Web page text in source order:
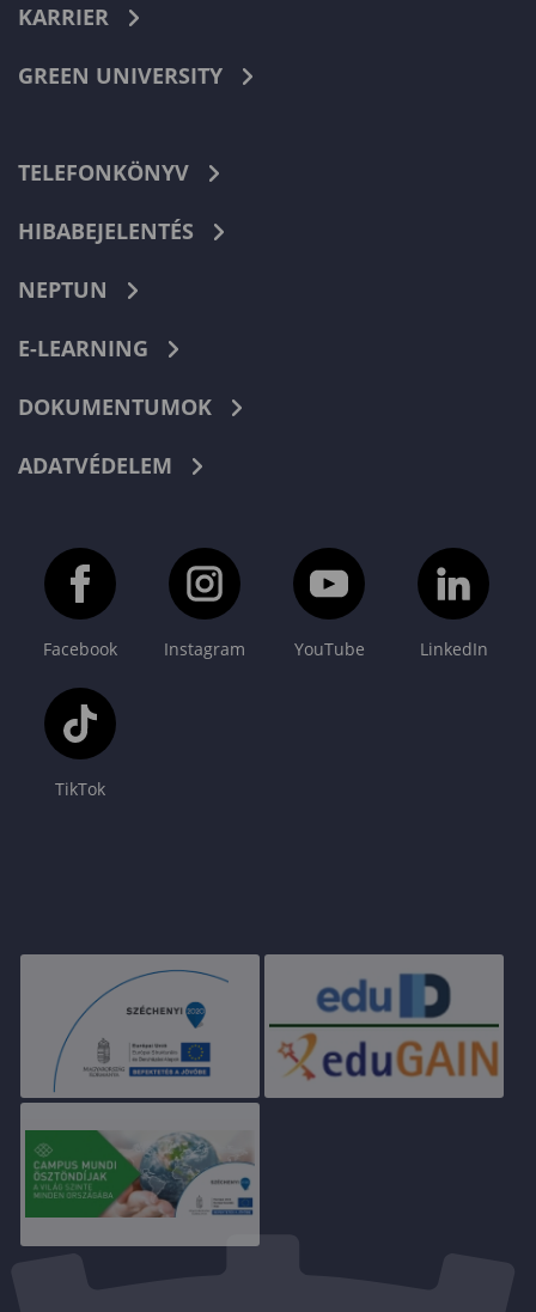
KARRIER
GREEN UNIVERSITY
TELEFONKÖNYV
HIBABEJELENTÉS
NEPTUN
E-LEARNING
DOKUMENTUMOK
ADATVÉDELEM
Facebook Instagram YouTube LinkedIn
TikTok